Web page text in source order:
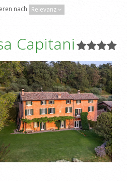
nach Relevanz
Capitani